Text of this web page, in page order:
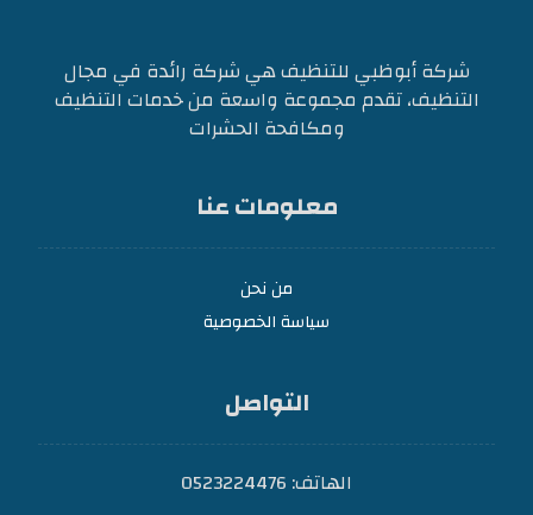
شركة أبوظبي للتنظيف هي شركة رائدة في مجال
التنظيف، تقدم مجموعة واسعة من خدمات التنظيف
ومكافحة الحشرات
معلومات عنا
من نحن
سياسة الخصوصية
التواصل
الهاتف: 0523224476